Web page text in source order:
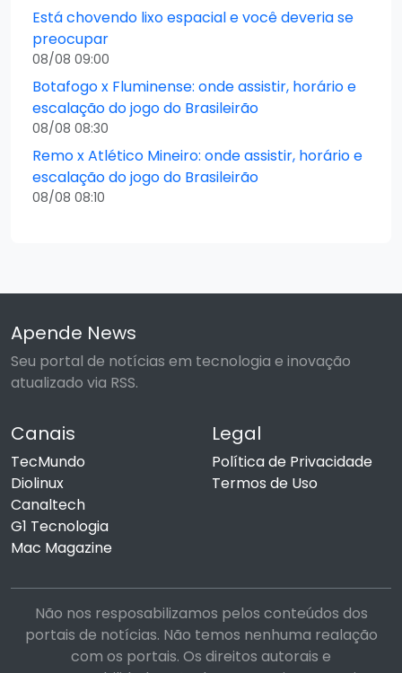
Está chovendo lixo espacial e você deveria se
preocupar
08/08 09:00
Botafogo x Fluminense: onde assistir, horário e
escalação do jogo do Brasileirão
08/08 08:30
Remo x Atlético Mineiro: onde assistir, horário e
escalação do jogo do Brasileirão
08/08 08:10
Apende News
Seu portal de notícias em tecnologia e inovação
atualizado via RSS.
Canais
TecMundo
Diolinux
Canaltech
G1 Tecnologia
Mac Magazine
Legal
Política de Privacidade
Termos de Uso
Não nos resposabilizamos pelos conteúdos dos
portais de notícias. Não temos nenhuma realação
com os portais. Os direitos autorais e